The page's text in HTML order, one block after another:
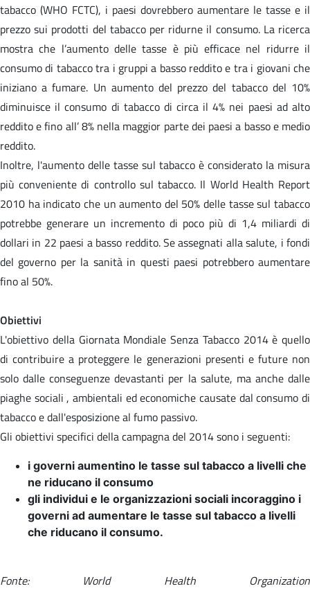
tabacco (WHO FCTC), i paesi dovrebbero aumentare le tasse e il
prezzo sui prodotti del tabacco per ridurne il consumo. La ricerca
mostra che l’aumento delle tasse è più efficace nel ridurre il
consumo di tabacco tra i gruppi a basso reddito e tra i giovani che
iniziano a fumare. Un aumento del prezzo del tabacco del 10%
diminuisce il consumo di tabacco di circa il 4% nei paesi ad alto
reddito e fino all’ 8% nella maggior parte dei paesi a basso e medio
reddito.
Inoltre, l'aumento delle tasse sul tabacco è considerato la misura
più conveniente di controllo sul tabacco. Il World Health Report
2010 ha indicato che un aumento del 50% delle tasse sul tabacco
potrebbe generare un incremento di poco più di 1,4 miliardi di
dollari in 22 paesi a basso reddito. Se assegnati alla salute, i fondi
del governo per la sanità in questi paesi potrebbero aumentare
fino al 50%.
Obiettivi
L'obiettivo della Giornata Mondiale Senza Tabacco 2014 è quello
di contribuire a proteggere le generazioni presenti e future non
solo dalle conseguenze devastanti per la salute, ma anche dalle
piaghe sociali , ambientali ed economiche causate dal consumo di
tabacco e dall'esposizione al fumo passivo.
Gli obiettivi specifici della campagna del 2014 sono i seguenti:
i governi aumentino le tasse sul tabacco a livelli che
ne riducano il consumo
gli individui e le organizzazioni sociali incoraggino i
governi ad aumentare le tasse sul tabacco a livelli
che riducano il consumo.
Fonte: World Health Organization